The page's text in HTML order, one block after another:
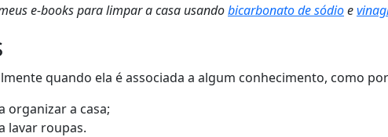
e-books para limpar a casa usandobicarbonato de sódioe
quando ela é associada a algum conhecimento, como
organizar a casa;
lavar roupas.